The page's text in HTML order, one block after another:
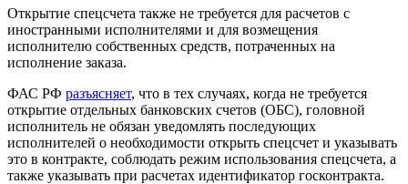
Открытие спецсчета также не требуется для расчетов с
иностранными исполнителями и для возмещения
исполнителю собственных средств, потраченных на
исполнение заказа.
ФАС РФ разъясняет, что в тех случаях, когда не требуется
открытие отдельных банковских счетов (ОБС), головной
исполнитель не обязан уведомлять последующих
исполнителей о необходимости открыть спецсчет и указывать
это в контракте, соблюдать режим использования спецсчета, а
также указывать при расчетах идентификатор госконтракта.